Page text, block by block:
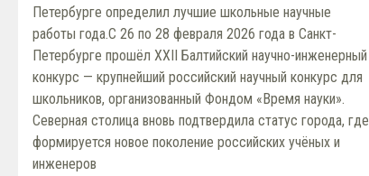
Петербурге определил лучшие школьные научные
работы года.С 26 по 28 февраля 2026 года в Санкт-
Петербурге прошёл XXII Балтийский научно-инженерный
конкурс — крупнейший российский научный конкурс для
школьников, организованный Фондом «Время науки».
Северная столица вновь подтвердила статус города, где
формируется новое поколение российских учёных и
инженеров